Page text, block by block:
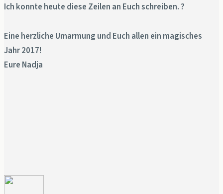
Ich konnte heute diese Zeilen an Euch schreiben. ?
Eine herzliche Umarmung und Euch allen ein magisches
Jahr 2017!
Eure Nadja